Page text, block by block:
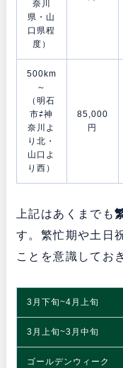
奈川
県・山
口県程
度）
500km
～
（明石
市⇄神
奈川よ
り北・
山口よ
り西）
85,000
円
上記はあくまでも
す。繁忙期や土日
ことを意識してお
3月下旬~4月上旬
3月上旬~3月中旬
ゴールデンウィーク